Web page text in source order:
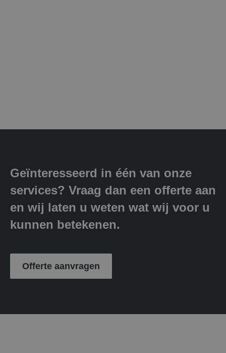
Geïnteresseerd in één van onze
services? Vraag dan een offerte aan
en wij laten u weten wat wij voor u
kunnen betekenen.
Offerte aanvragen